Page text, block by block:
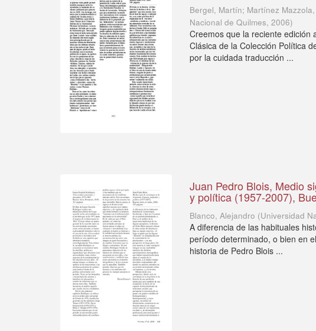
Bergel, Martín; Martínez
Nacional de Quilmes,2006)
Creemos que la reciente edición
Clásica de la Colección Política
por la cuidada traducción ...
Juan Pedro Blois, Medio
y política (1957-2007),
Blanco, Alejandro (Universidad
A diferencia de las habituales
período determinado, o bien en
historia de Pedro Blois ...